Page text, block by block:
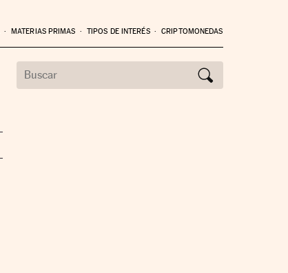
MATERIAS PRIMAS TIPOS DE INTERÉS CRIPTOMONEDAS